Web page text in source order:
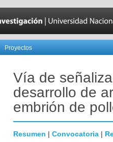
Proyectos
Vía de
desarrollo de
embrión de
Resumen | Convocatoria |